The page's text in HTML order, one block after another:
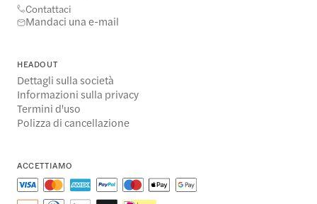
Contattaci
Mandaci una e-mail
HEADOUT
Dettagli sulla società
Informazioni sulla privacy
Termini d'uso
Polizza di cancellazione
ACCETTIAMO